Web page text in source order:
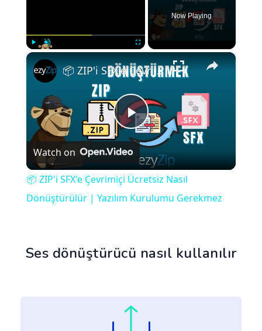
Now Playing
×
Play
Video
📦 ZIP'i SFX'e Çevrimiçi Ücretsiz Nasıl Dönüştürülür | Yazılım Kurulumu Gerekmez
Watch on
📦 ZIP'i SFX'e Çevrimiçi Ücretsiz Nasıl
Dönüştürülür | Yazılım Kurulumu Gerekmez
Ses dönüştürücü nasıl kullanılır